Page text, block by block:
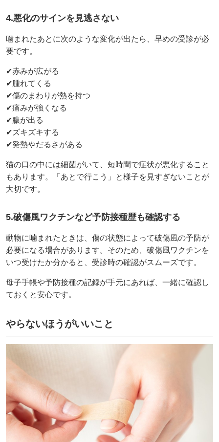
4.悪化のサインを見逃さない
噛まれたあとに次のような変化が出たら、早めの受診が必
要です。
✔赤みが広がる
✔腫れてくる
✔傷のまわりが熱を持つ
✔痛みが強くなる
✔膿が出る
✔ズキズキする
✔発熱やだるさがある
猫の口の中には細菌がいて、短時間で症状が悪化すること
もあります。「あとで行こう」と様子を見すぎないことが
大切です。
5.破傷風ワクチンなど予防接種歴も確認する
動物に噛まれたときは、傷の状態によって破傷風の予防が
必要になる場合があります。そのため、破傷風ワクチンを
いつ受けたか分かると、受診時の確認がスムーズです。
母子手帳や予防接種の記録が手元にあれば、一緒に確認し
ておくと安心です。
やらないほうがいいこと